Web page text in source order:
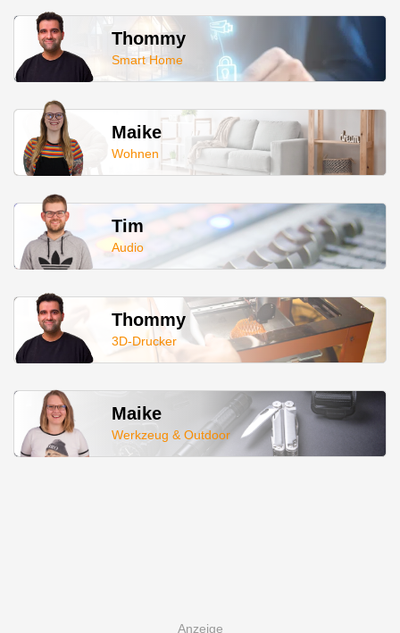
Thommy
Smart Home
Maike
Wohnen
Tim
Audio
Thommy
3D-Drucker
Maike
Werkzeug & Outdoor